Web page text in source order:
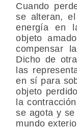
Cuando
se alteran,
energía en
objeto
compensar
Dicho de
las
en sí para
objeto
la
se agota y
mundo